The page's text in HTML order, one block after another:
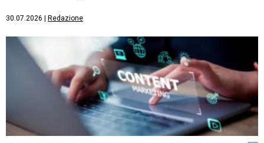
30.07.2026 Redazione